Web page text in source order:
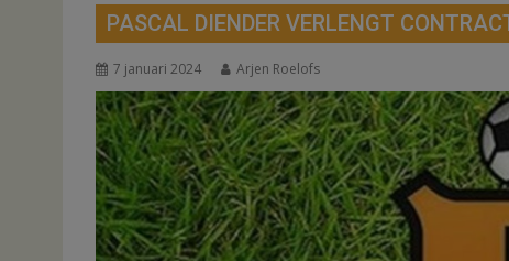
PASCAL DIENDER VERLENGT
7 januari 2024 Arjen Roelofs